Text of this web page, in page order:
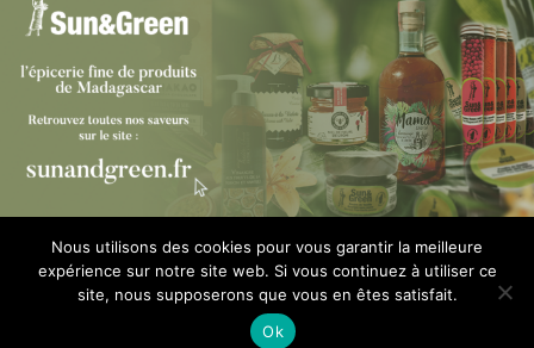
© 2026 sunandgreen . Tous droits réservés
Nous utilisons des cookies pour vous garantir la meilleure
expérience sur notre site web. Si vous continuez à utiliser ce
site, nous supposerons que vous en êtes satisfait.
Ok